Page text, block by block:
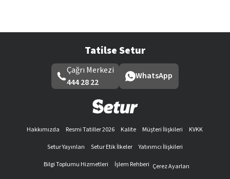
Tatilse Setur
Çağrı Merkezi
444 28 22
WhatsApp
Hakkımızda Resmi Tatiller 2026 Kalite Müşteri İlişkileri
KVKK
Setur Yayınları
Setur Etik İlkeler
Yatırımcı İlişkileri
Bilgi Toplumu Hizmetleri
İşlem Rehberi Çerez Ayarları